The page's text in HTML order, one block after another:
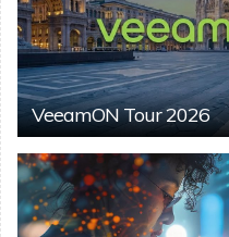
VeeamON Tour 2026